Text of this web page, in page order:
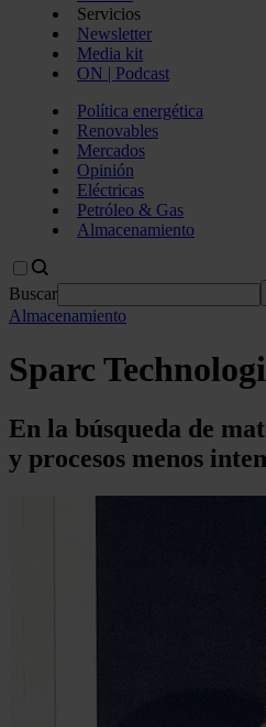
Servicios
Newsletter
Media kit
ON | Podcast
Política energética
Renovables
Mercados
Opinión
Eléctricas
Petróleo & Gas
Almacenamiento
Buscar
Almacenamiento
Sparc
En la búsqueda de
y procesos menos